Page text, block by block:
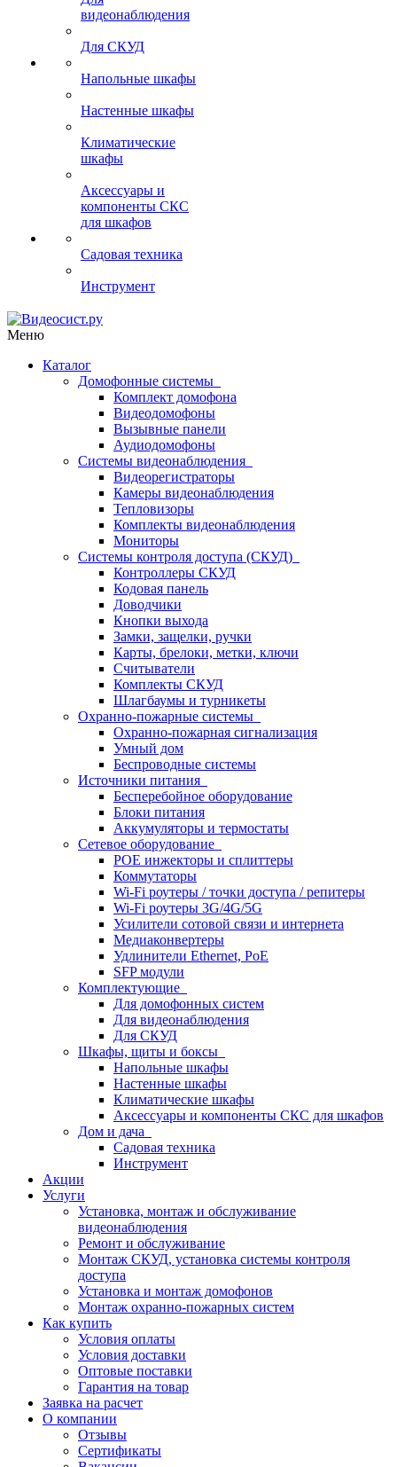
видеонаблюдения
Для СКУД
Напольные шкафы
Настенные шкафы
Климатические
шкафы
Аксессуары и
компоненты СКС
для шкафов
Садовая техника
Инструмент
Меню
Каталог
Домофонные системы
Комплект домофона
Видеодомофоны
Вызывные панели
Аудиодомофоны
Системы видеонаблюдения
Видеорегистраторы
Камеры видеонаблюдения
Тепловизоры
Комплекты видеонаблюдения
Мониторы
Системы контроля доступа (СКУД)
Контроллеры СКУД
Кодовая панель
Доводчики
Кнопки выхода
Замки, защелки, ручки
Карты, брелоки, метки, ключи
Считыватели
Комплекты СКУД
Шлагбаумы и турникеты
Охранно-пожарные системы
Охранно-пожарная сигнализация
Умный дом
Беспроводные системы
Источники питания
Бесперебойное оборудование
Блоки питания
Аккумуляторы и термостаты
Сетевое оборудование
POE инжекторы и сплиттеры
Коммутаторы
Wi-Fi роутеры / точки доступа / репитеры
Wi-Fi роутеры 3G/4G/5G
Усилители сотовой связи и интернета
Медиаконвертеры
Удлинители Ethernet, PoE
SFP модули
Комплектующие
Для домофонных систем
Для видеонаблюдения
Для СКУД
Шкафы, щиты и боксы
Напольные шкафы
Настенные шкафы
Климатические шкафы
Аксессуары и компоненты СКС для шкафов
Дом и дача
Садовая техника
Инструмент
Акции
Услуги
Установка, монтаж и обслуживание
видеонаблюдения
Ремонт и обслуживание
Монтаж СКУД, установка системы контроля
доступа
Установка и монтаж домофонов
Монтаж охранно-пожарных систем
Как купить
Условия оплаты
Условия доставки
Оптовые поставки
Гарантия на товар
Заявка на расчет
О компании
Отзывы
Сертификаты